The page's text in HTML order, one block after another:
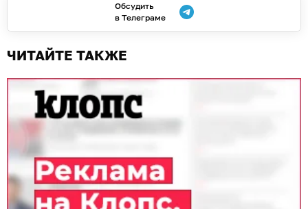
Обсудить
в Телеграме
ЧИТАЙТЕ ТАКЖЕ